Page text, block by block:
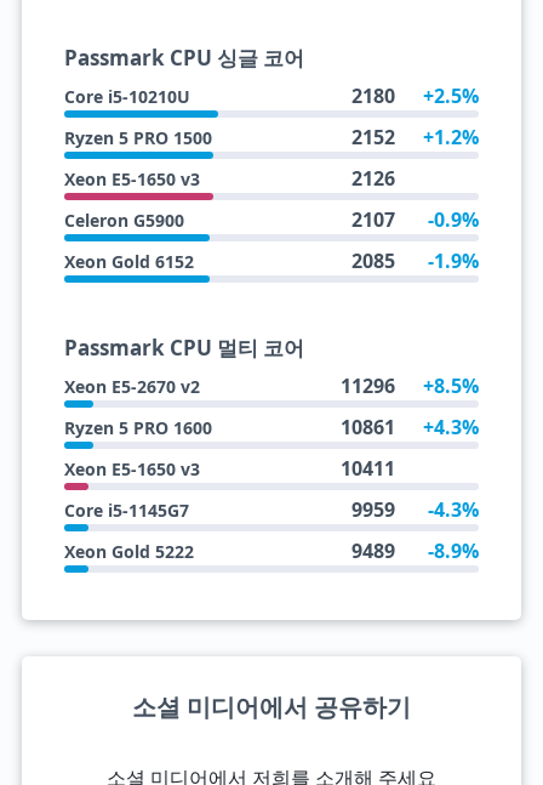
Passmark CPU 싱글 코어
Core i5-10210U 2180 +2.5%
Ryzen 5 PRO 1500 2152 +1.2%
Xeon E5-1650 v3 2126
Celeron G5900 2107 -0.9%
Xeon Gold 6152 2085 -1.9%
Passmark CPU 멀티 코어
Xeon E5-2670 v2 11296 +8.5%
Ryzen 5 PRO 1600 10861 +4.3%
Xeon E5-1650 v3 10411
Core i5-1145G7 9959 -4.3%
Xeon Gold 5222 9489 -8.9%
소셜 미디어에서 공유하기
소셜 미디어에서 저희를 소개해 주세요